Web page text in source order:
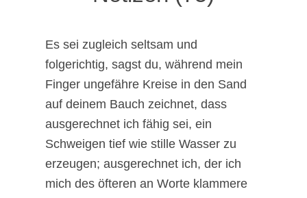
Es sei zugleich seltsam und
folgerichtig, sagst du, während mein
Finger ungefähre Kreise in den Sand
auf deinem Bauch zeichnet, dass
ausgerechnet ich fähig sei, ein
Schweigen tief wie stille Wasser zu
erzeugen; ausgerechnet ich, der ich
mich des öfteren an Worte klammere